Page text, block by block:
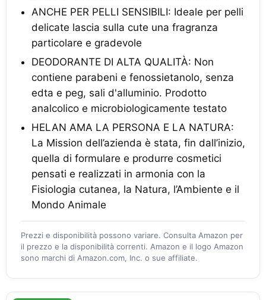
ANCHE PER PELLI SENSIBILI: Ideale per pelli
delicate lascia sulla cute una fragranza
particolare e gradevole
DEODORANTE DI ALTA QUALITÀ: Non
contiene parabeni e fenossietanolo, senza
edta e peg, sali d'alluminio. Prodotto
analcolico e microbiologicamente testato
HELAN AMA LA PERSONA E LA NATURA:
La Mission dell’azienda è stata, fin dall’inizio,
quella di formulare e produrre cosmetici
pensati e realizzati in armonia con la
Fisiologia cutanea, la Natura, l’Ambiente e il
Mondo Animale
Prezzi e disponibilità possono variare. Consulta Amazon per
il prezzo e la disponibilità correnti. Amazon e il logo Amazon
sono marchi di Amazon.com, Inc. o sue affiliate.